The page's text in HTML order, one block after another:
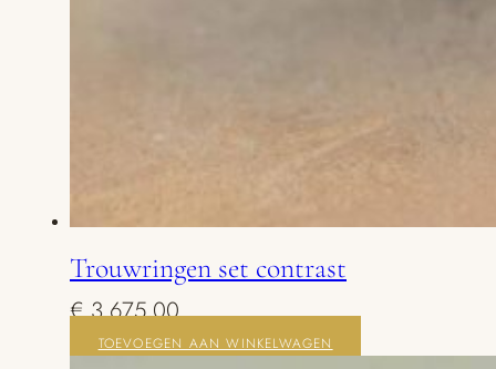
Trouwringen set contrast
€3.675,00
TOEVOEGEN AAN WINKELWAGEN